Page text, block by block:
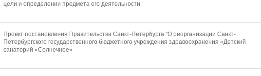
цели и определении предмета его деятельности
Проект постановления Правительства Санкт-Петербурга "О реорганизации Санкт-
Петербургского государственного бюджетного учреждения здравоохранения «Детский
санаторий «Солнечное»